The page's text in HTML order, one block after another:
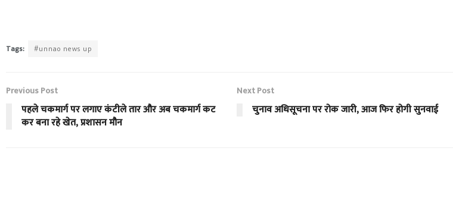
Tags: #unnao news up
Previous Post
पहले चकमार्ग पर लगाए कंटीले तार और अब चकमार्ग कट
कर बना रहे खेत, प्रशासन मौन
Next Post
चुनाव अधिसूचना पर रोक जारी, आज फिर होगी सुनवाई